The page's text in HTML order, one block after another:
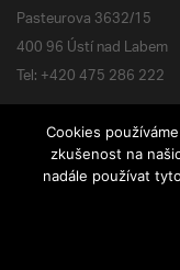
Pasteurova 3632/15
400 96 Ústí nad Labem
Tel: +420 475 286 222
Všechna práva
Cookies
zkušenost na
nadále používat